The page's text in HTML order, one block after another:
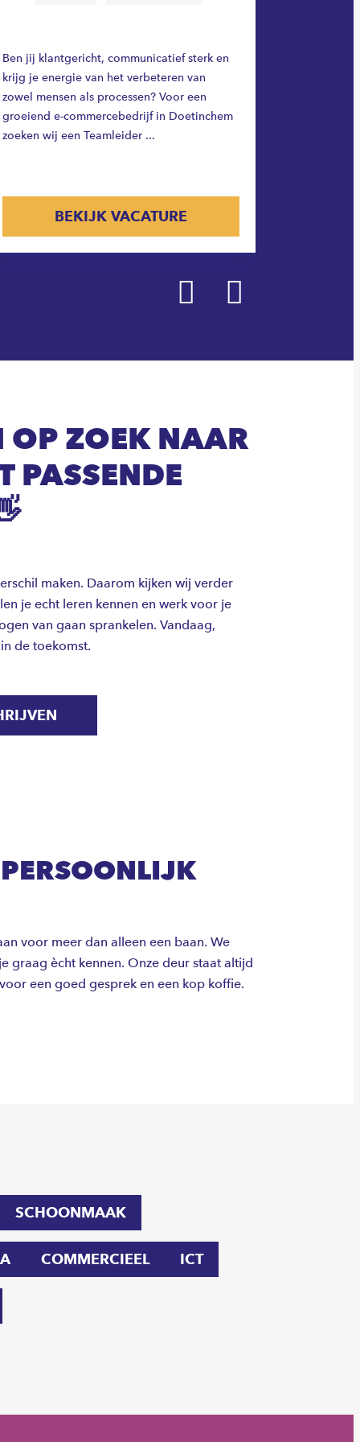
Ben jij klantgericht, communicatief sterk en
krijg je energie van het verbeteren van
zowel mensen als processen? Voor een
groeiend e-commercebedrijf in Doetinchem
zoeken wij een Teamleider ...
BEKIJK VACATURE
OP ZOEK NAAR
PASSENDE
maken. Daarom kijken wij verder
je echt leren kennen en werk voor je
van gaan sprankelen. Vandaag,
de toekomst.
PERSOONLIJK
voor meer dan alleen een baan. We
graag ècht kennen. Onze deur staat altijd
een goed gesprek en een kop koffie.
SCHOONMAAK
COMMERCIEEL ICT